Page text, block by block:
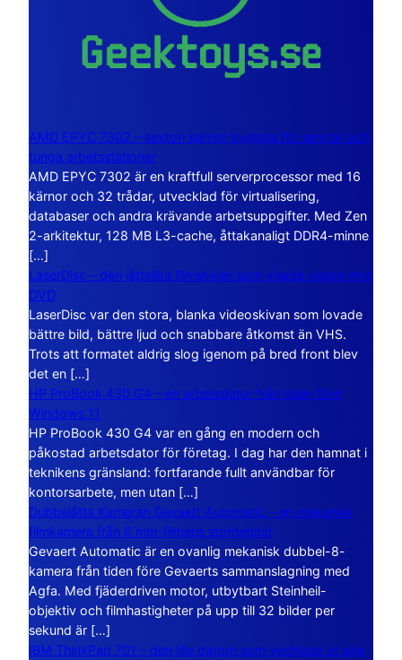
AMD EPYC 7302 – sexton kärnor byggda för servrar och
tunga arbetsstationer
AMD EPYC 7302 är en kraftfull serverprocessor med 16
kärnor och 32 trådar, utvecklad för virtualisering,
databaser och andra krävande arbetsuppgifter. Med Zen
2-arkitektur, 128 MB L3-cache, åttakanaligt DDR4-minne
[…]
LaserDisc – den jättelika filmskivan som visade vägen mot
DVD
LaserDisc var den stora, blanka videoskivan som lovade
bättre bild, bättre ljud och snabbare åtkomst än VHS.
Trots att formatet aldrig slog igenom på bred front blev
det en […]
HP ProBook 430 G4 – en arbetsdator från tiden före
Windows 11
HP ProBook 430 G4 var en gång en modern och
påkostad arbetsdator för företag. I dag har den hamnat i
teknikens gränsland: fortfarande fullt användbar för
kontorsarbete, men utan […]
Dubbelåtta Kameran Gevaert Automatic – en mekanisk
filmkamera från 8 mm-filmens storhetstid
Gevaert Automatic är en ovanlig mekanisk dubbel-8-
kamera från tiden före Gevaerts sammanslagning med
Agfa. Med fjäderdriven motor, utbytbart Steinheil-
objektiv och filmhastigheter på upp till 32 bilder per
sekund är […]
IBM ThinkPad 701 – den lilla datorn som vecklade ut sina